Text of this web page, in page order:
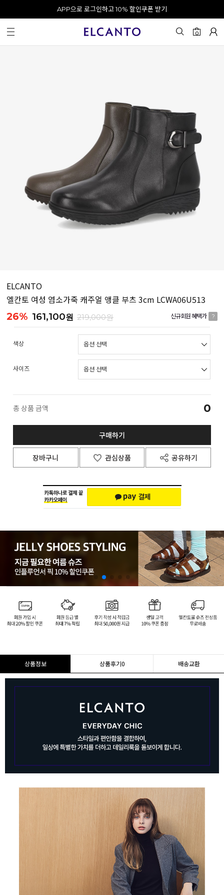
오전 10시 이전 결제 완료 시 오늘 출발!
회원가입 시 최대 20% 쿠폰 지급
카카오 채널 추가 시 10% 쿠폰 증정
APP으로 로그인하고 10% 할인쿠폰 받기
0
ELCANTO
엘칸토 여성 염소가죽 캐주얼 앵클 부츠 3cm LCWA06U513
26% 161,100원 219,000원 신규회원 혜택가 ?
색상
사이즈
총 상품 금액 0
구매하기
장바구니 관심상품 공유하기
상품정보 상품후기0 배송교환